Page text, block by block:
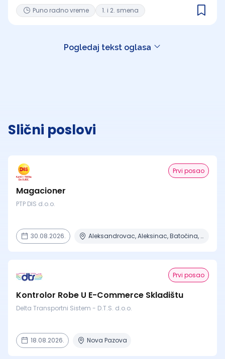
Puno radno vreme 1. i 2. smena
Pogledaj tekst oglasa
Slični poslovi
Prvi posao
Magacioner
PTP DIS d.o.o.
30.08.2026. Aleksandrovac, Aleksinac, Batočina, Bela Crkva, Beograd + 7 mesta
Prvi posao
Kontrolor Robe U E-Commerce Skladištu
Delta Transportni Sistem - D.T.S. d.o.o.
18.08.2026. Nova Pazova